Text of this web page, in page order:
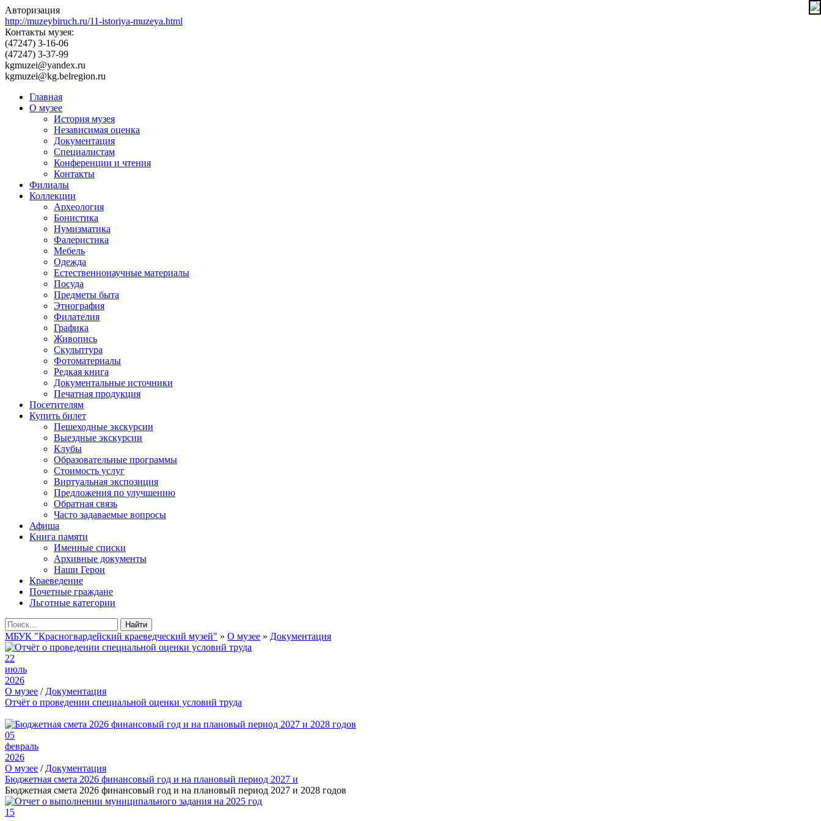
Авторизация
http://muzeybiruch.ru/11-istoriya-muzeya.html
Контакты музея:
(47247) 3-16-06
(47247) 3-37-99
kgmuzei@yandex.ru
kgmuzei@kg.belregion.ru
Главная
О музее
История музея
Независимая оценка
Документация
Специалистам
Конференции и чтения
Контакты
Филиалы
Коллекции
Археология
Бонистика
Нумизматика
Фалеристика
Мебель
Одежда
Естественнонаучные материалы
Посуда
Предметы быта
Этнография
Филателия
Графика
Живопись
Скульптура
Фотоматериалы
Редкая книга
Документальные источники
Печатная продукция
Посетителям
Купить билет
Пешеходные экскурсии
Выездные экскурсии
Клубы
Образовательные программы
Стоимость услуг
Виртуальная экспозиция
Предложения по улучшению
Обратная связь
Часто задаваемые вопросы
Афиша
Книга памяти
Именные списки
Архивные документы
Наши Герои
Краеведение
Почетные граждане
Льготные категории
Найти
МБУК "Красногвардейский краеведческий музей" » О музее » Документация
22
июль
2026
О музее / Документация
Отчёт о проведении специальной оценки условий труда
05
февраль
2026
О музее / Документация
Бюджетная смета 2026 финансовый год и на плановый период 2027 и
Бюджетная смета 2026 финансовый год и на плановый период 2027 и 2028 годов
15